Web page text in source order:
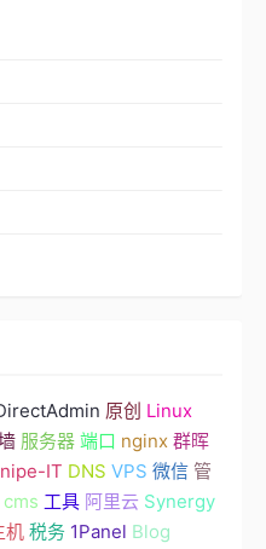
原创 Linux
服务器 端口 nginx 群晖
IT DNS VPS 微信 管
cms 工具 阿里云 Synergy
机 税务 1Panel Blog